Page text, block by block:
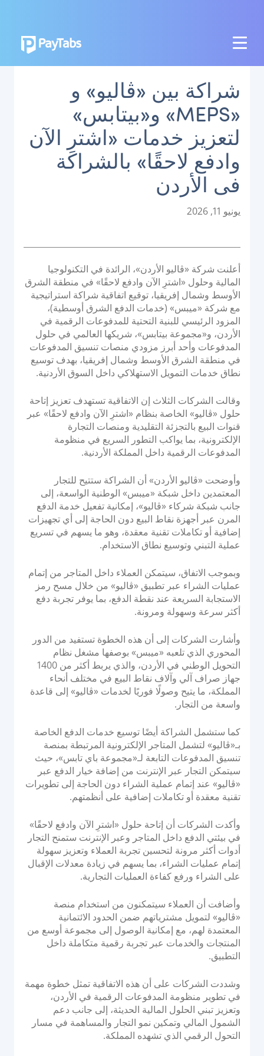
المنتجات
تطبيق بايمز الشامل
التوسع
منصة تنظيم المدفوعات
نظام التحويل للاستحواذ البنكي
وحدة التحكم في أجهزة الصراف الآلي
إدارة أجهزة نقاط البيع
منصة إصدار PayTabs
الحلول
حلول الدفع
العلامة البيضاء
مجموعة خدمات الاستشارات من PayTabs
المطورون
التكامل
الوثائق والإرشادات
تكاملات حزمة تطوير البرامج
منتدى المجموعة
الشركة
القوة
قصتنا
مدونة PayTabs
الوظائف
اتصل بنا
شراكة بين «ڤاليو» و
«MEPS» و«بيتابس»
لتعزيز خدمات «اشترِ الآن
وادفع لاحقًا» بالشراكة
فى الأردن
P
t
e
d
o
n
يونيو 11, 2026
أعلنت شركة «ڤاليو الأردن»، الرائدة في التكنولوجيا
المالية وحلول «اشترِ الآن وادفع لاحقًا» في منطقة الشرق
الأوسط وشمال إفريقيا، توقيع اتفاقية شراكة استراتيجية
مع شركة «ميبس» (خدمات الدفع الشرق أوسطية)،
المزود الرئيسي للبنية التحتية للمدفوعات الرقمية في
الأردن، و«مجموعة بيتابس»، شريكها العالمي في حلول
المدفوعات وأحد أبرز مزودي منصات تنسيق المدفوعات
في منطقة الشرق الأوسط وشمال إفريقيا، بهدف توسيع
نطاق خدمات التمويل الاستهلاكي داخل السوق الأردنية.
وقالت الشركات الثلاث إن الاتفاقية تستهدف تعزيز إتاحة
حلول «ڤاليو» الخاصة بنظام «اشترِ الآن وادفع لاحقًا» عبر
قنوات البيع بالتجزئة التقليدية ومنصات التجارة
الإلكترونية، بما يواكب التطور السريع في منظومة
المدفوعات الرقمية داخل المملكة الأردنية.
وأوضحت «ڤاليو الأردن» أن الشراكة ستتيح للتجار
المعتمدين داخل شبكة «ميبس» الوطنية الواسعة، إلى
جانب شبكة شركاء «ڤاليو»، إمكانية تفعيل خدمة الدفع
المرن عبر أجهزة نقاط البيع دون الحاجة إلى أي تجهيزات
إضافية أو تكاملات تقنية معقدة، وهو ما يسهم في تسريع
عملية التبني وتوسيع نطاق الاستخدام.
وبموجب الاتفاق، سيتمكن العملاء داخل المتاجر من إتمام
عمليات الشراء عبر تطبيق «ڤاليو» من خلال مسح رمز
الاستجابة السريعة عند نقطة الدفع، بما يوفر تجربة دفع
أكثر سرعة وسهولة ومرونة.
وأشارت الشركات إلى أن هذه الخطوة تستفيد من الدور
المحوري الذي تلعبه «ميبس» بوصفها مشغل نظام
التحويل الوطني في الأردن، والذي يربط أكثر من 1400
جهاز صراف آلي وآلاف نقاط البيع في مختلف أنحاء
المملكة، ما يتيح وصولًا فوريًا لخدمات «ڤاليو» إلى قاعدة
واسعة من التجار.
كما ستشمل الشراكة أيضًا توسيع خدمات الدفع الخاصة
بـ«ڤاليو» لتشمل المتاجر الإلكترونية المرتبطة بمنصة
تنسيق المدفوعات التابعة لـ«مجموعة باي تابس»، حيث
سيتمكن التجار عبر الإنترنت من إضافة خيار الدفع عبر
«ڤاليو» عند إتمام عملية الشراء دون الحاجة إلى تطويرات
تقنية معقدة أو تكاملات إضافية على أنظمتهم.
وأكدت الشركات أن إتاحة حلول «اشترِ الآن وادفع لاحقًا»
في بيئتي الدفع داخل المتاجر وعبر الإنترنت ستمنح التجار
أدوات أكثر مرونة لتحسين تجربة العملاء وتعزيز سهولة
إتمام عمليات الشراء، بما يسهم في زيادة معدلات الإقبال
على الشراء ورفع كفاءة العمليات التجارية.
وأضافت أن العملاء سيتمكنون من استخدام منصة
«ڤاليو» لتمويل مشترياتهم ضمن الحدود الائتمانية
المعتمدة لهم، مع إمكانية الوصول إلى مجموعة أوسع من
المنتجات والخدمات عبر تجربة رقمية متكاملة داخل
التطبيق.
وشددت الشركات على أن هذه الاتفاقية تمثل خطوة مهمة
في تطوير منظومة المدفوعات الرقمية في الأردن،
وتعزيز تبني الحلول المالية الحديثة، إلى جانب دعم
الشمول المالي وتمكين نمو التجار والمساهمة في مسار
التحول الرقمي الذي تشهده المملكة.